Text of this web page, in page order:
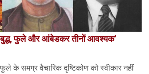
फुले और आंबेडकर तीनों आवश्यक’
फुले के समग्र वैचारिक दृष्टिकोण को स्वीकार नहीं